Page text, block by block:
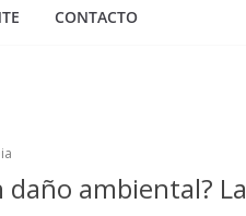
CONTACTO
ambiental? La